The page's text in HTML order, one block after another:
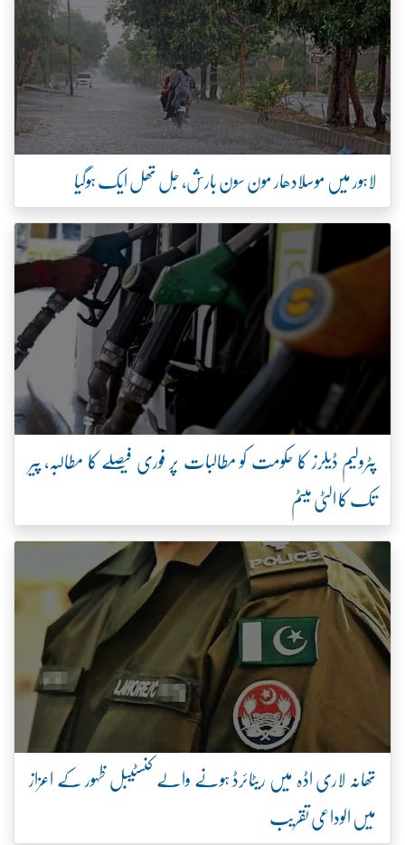
لاہور میں موسلادھار مون سون بارش، جل تھل ایک ہوگیا
پٹرولیم ڈیلرز کا حکومت کو مطالبات پر فوری فیصلے کا مطالبہ، پیر
تک کا الٹی میٹم
تھانہ لاری اڈہ میں ریٹائرڈ ہونے والے کنسٹیبل ظہور کے اعزاز
میں الوداعی تقریب